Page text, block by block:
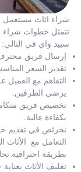
شراء اثاث
تتمثل خطوات شراء
سبيد واي في التالي:
إرسال فريق محترف
تقدير السعر
التفاهم مع
يرضي الطرفين.
تخصيص فريق متكامل
بكفاءة عالية.
نحرثص في تقديم
التعامل مع الأثاث
بطريقة احترافية
تغليف الأثاث